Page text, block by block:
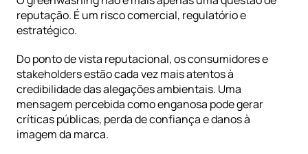
reputação. É um risco comercial, regulatório e
estratégico.
Do ponto de vista reputacional, os consumidores e
stakeholders estão cada vez mais atentos à
credibilidade das alegações ambientais. Uma
mensagem percebida como enganosa pode gerar
críticas públicas, perda de confiança e danos à
imagem da marca.